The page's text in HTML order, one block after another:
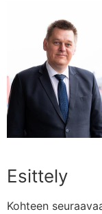
Esittely
Kohteen